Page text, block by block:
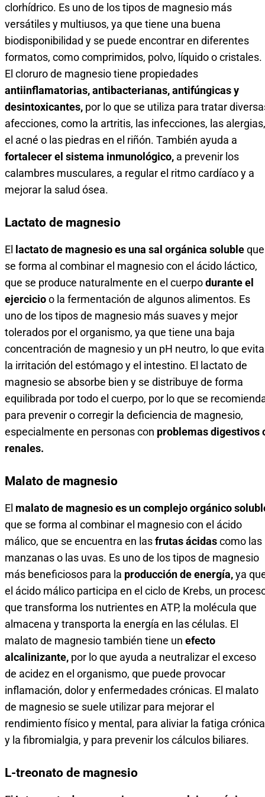
clorhídrico. Es uno de los tipos de magnesio más
versátiles y multiusos, ya que tiene una buena
biodisponibilidad y se puede encontrar en diferentes
formatos, como comprimidos, polvo, líquido o cristales.
El cloruro de magnesio tiene propiedades
antiinflamatorias, antibacterianas, antifúngicas y
desintoxicantes, por lo que se utiliza para tratar
afecciones, como la artritis, las infecciones, las alergias,
el acné o las piedras en el riñón. También ayuda a
fortalecer el sistema inmunológico, a prevenir los
calambres musculares, a regular el ritmo cardíaco y a
mejorar la salud ósea.
Lactato de magnesio
El lactato de magnesio es una sal orgánica solubleque
se forma al combinar el magnesio con el ácido láctico,
que se produce naturalmente en el cuerpodurante el
ejercicioo la fermentación de algunos alimentos. Es
uno de los tipos de magnesio más suaves y mejor
tolerados por el organismo, ya que tiene una baja
concentración de magnesio y un pH neutro, lo que evita
la irritación del estómago y el intestino. El lactato de
magnesio se absorbe bien y se distribuye de forma
equilibrada por todo el cuerpo, por lo que se
para prevenir o corregir la deficiencia de magnesio,
especialmente en personas con problemas digestivos
renales.
Malato de magnesio
El malato de magnesio es un complejo orgánico
que se forma al combinar el magnesio con el ácido
málico, que se encuentra en lasfrutas ácidascomo las
manzanas o las uvas. Es uno de los tipos de magnesio
más beneficiosos para la producción de energía,ya
el ácido málico participa en el ciclo de Krebs, un
que transforma los nutrientes en ATP, la molécula que
almacena y transporta la energía en las células. El
malato de magnesio también tiene un efecto
alcalinizante, por lo que ayuda a neutralizar el exceso
de acidez en el organismo, que puede provocar
inflamación, dolor y enfermedades crónicas. El malato
de magnesio se suele utilizar para mejorar el
rendimiento físico y mental, para aliviar la fatiga crónica
y la fibromialgia, y para prevenir los cálculos biliares.
L-treonato de magnesio